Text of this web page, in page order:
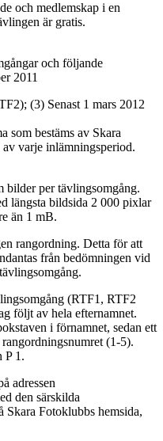
och medlemskap i en
är gratis.
och följande
2011
(3) Senast 1 mars 2012
som bestäms av Skara
varje inlämningsperiod.
bilder per tävlingsomgång.
längsta bildsida 2 000 pixlar
än 1 mB.
rangordning. Detta för att
från bedömningen vid
(RTF1, RTF2
följt av hela efternamnet.
i förnamnet, sedan ett
(1-5).
P 1.
adressen
den särskilda
Skara Fotoklubbs hemsida,